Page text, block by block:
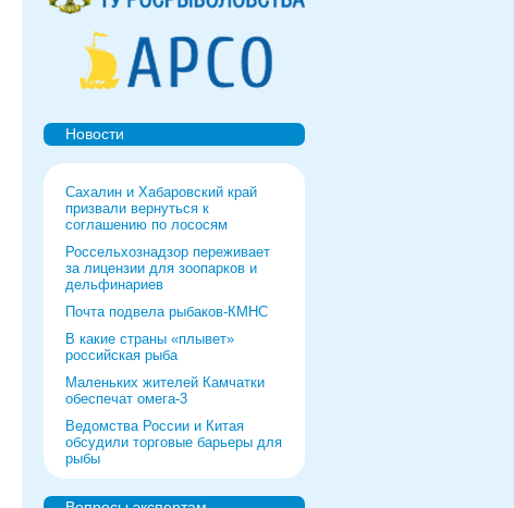
Новости
Сахалин и Хабаровский край
призвали вернуться к
соглашению по лососям
Россельхознадзор переживает
за лицензии для зоопарков и
дельфинариев
Почта подвела рыбаков-КМНС
В какие страны «плывет»
российская рыба
Маленьких жителей Камчатки
обеспечат омега-3
Ведомства России и Китая
обсудили торговые барьеры для
рыбы
форуму и выставке в Питере